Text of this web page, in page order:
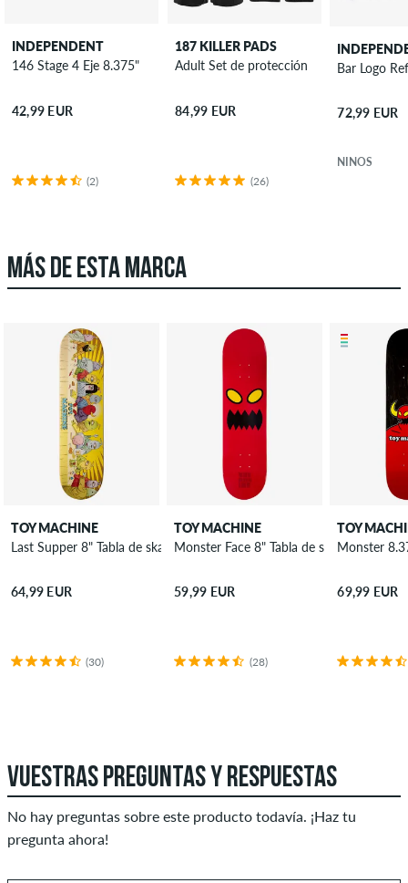
INDEPENDENT
146 Stage 4 Eje 8.375"
42,99 EUR
(2)
187 KILLER PADS
Adult Set de protección
84,99 EUR
(26)
72,99 EUR
NIÑOS
MÁS DE ESTA MARCA
TOY MACHINE
Last Supper 8" Tabla de skate
64,99 EUR
(30)
TOY MACHINE
Monster Face 8" Tabla de skate
59,99 EUR
(28)
TOY
Monster
69,99 EUR
VUESTRAS PREGUNTAS Y RESPUESTAS
No hay preguntas sobre este producto todavía. ¡Haz tu
pregunta ahora!